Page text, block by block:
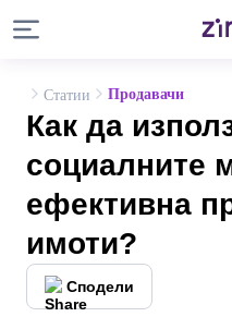
Статии Продавачи
Как да
социалните
ефективна
имоти?
Сподели